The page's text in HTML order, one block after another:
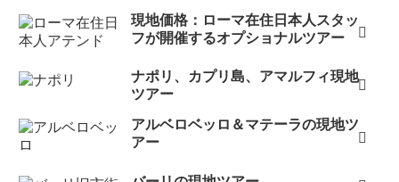
現地価格：ローマ在住日本人スタッ
フが開催するオプショナルツアー
ナポリ、カプリ島、アマルフィ現地
ツアー
アルベロベッロ＆マテーラの現地ツ
アー